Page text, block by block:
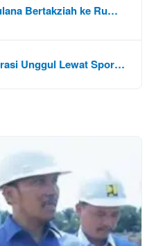
Bertakziah ke Ru…
Unggul Lewat Spor…